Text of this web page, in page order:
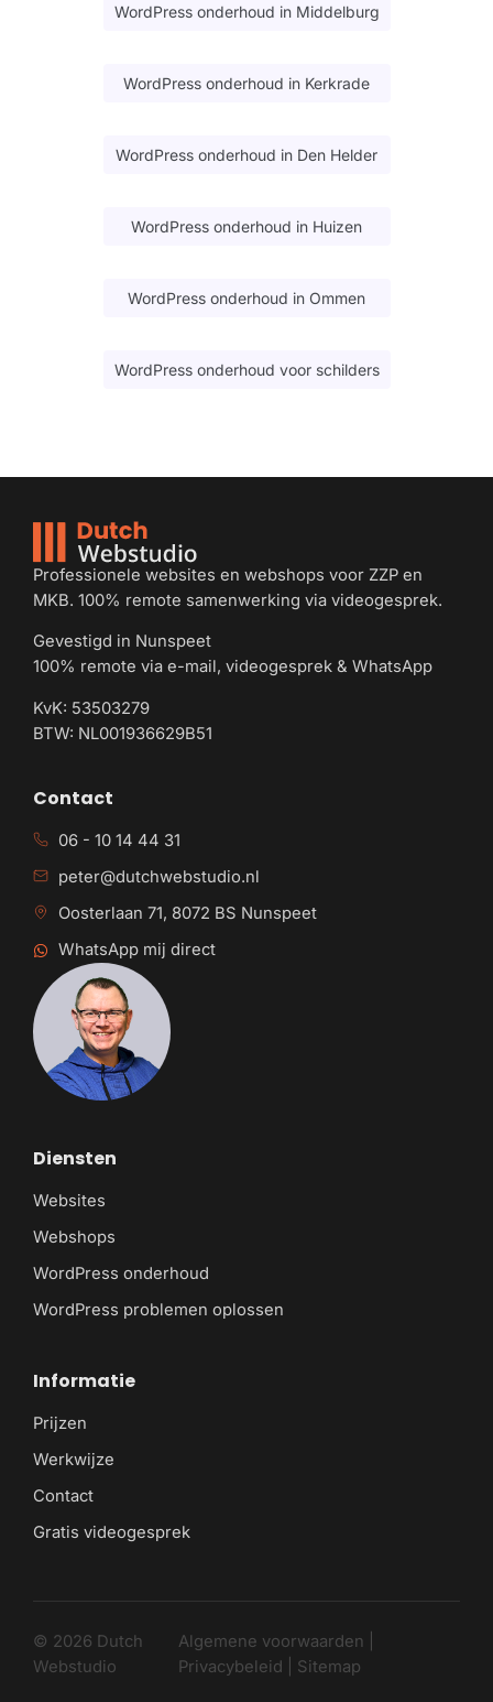
WordPress onderhoud in Middelburg
WordPress onderhoud in Kerkrade
WordPress onderhoud in Den Helder
WordPress onderhoud in Huizen
WordPress onderhoud in Ommen
WordPress onderhoud voor schilders
Professionele websites en webshops voor ZZP en
MKB. 100% remote samenwerking via videogesprek.
Gevestigd in Nunspeet
100% remote via e-mail, videogesprek & WhatsApp
KvK: 53503279
BTW: NL001936629B51
Diensten
Websites
Webshops
WordPress onderhoud
WordPress problemen oplossen
Informatie
Prijzen
Werkwijze
Contact
Gratis videogesprek
Contact
06 - 10 14 44 31
peter@dutchwebstudio.nl
Oosterlaan 71, 8072 BS Nunspeet
WhatsApp mij direct
© 2026 Dutch
Webstudio
Algemene voorwaarden
Privacybeleid
Sitemap